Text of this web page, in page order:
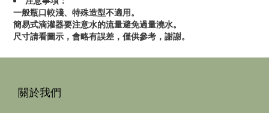
一般瓶口較淺、特殊造型不適用。
簡易式滴灌器要注意水的流量避免過量澆水。
尺寸請看圖示，會略有誤差，僅供參考，謝謝。
關於我們